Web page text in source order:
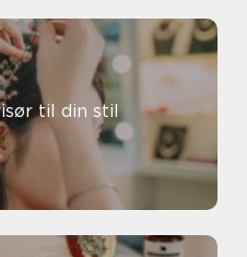
til din stil